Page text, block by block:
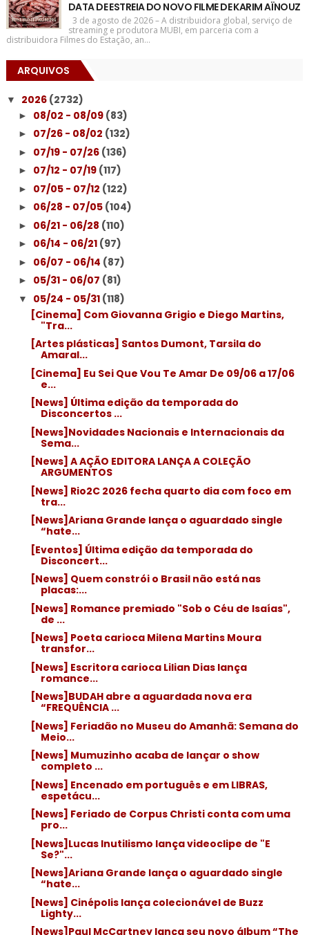
DATA DE ESTREIA DO NOVO FILME DE KARIM AÏNOUZ
3 de agosto de 2026 – A distribuidora global, serviço de
streaming e produtora MUBI, em parceria com a
distribuidora Filmes do Estação, an...
ARQUIVOS
▼ 2026 (2732)
► 08/02 - 08/09 (83)
► 07/26 - 08/02 (132)
► 07/19 - 07/26 (136)
► 07/12 - 07/19 (117)
► 07/05 - 07/12 (122)
► 06/28 - 07/05 (104)
► 06/21 - 06/28 (110)
► 06/14 - 06/21 (97)
► 06/07 - 06/14 (87)
► 05/31 - 06/07 (81)
▼ 05/24 - 05/31 (118)
[Cinema] Com Giovanna Grigio e Diego Martins,
"Tra...
[Artes plásticas] Santos Dumont, Tarsila do
Amaral...
[Cinema] Eu Sei Que Vou Te Amar De 09/06 a 17/06
e...
[News] Última edição da temporada do
Disconcertos ...
[News]Novidades Nacionais e Internacionais da
Sema...
[News] A AÇÃO EDITORA LANÇA A COLEÇÃO
ARGUMENTOS
[News] Rio2C 2026 fecha quarto dia com foco em
tra...
[News]Ariana Grande lança o aguardado single
“hate...
[Eventos] Última edição da temporada do
Disconcert...
[News] Quem constrói o Brasil não está nas
placas:...
[News] Romance premiado "Sob o Céu de Isaías",
de ...
[News] Poeta carioca Milena Martins Moura
transfor...
[News] Escritora carioca Lilian Dias lança
romance...
[News]BUDAH abre a aguardada nova era
“FREQUÊNCIA ...
[News] Feriadão no Museu do Amanhã: Semana do
Meio...
[News] Mumuzinho acaba de lançar o show
completo ...
[News] Encenado em português e em LIBRAS,
espetácu...
[News] Feriado de Corpus Christi conta com uma
pro...
[News]Lucas Inutilismo lança videoclipe de "E
Se?"...
[News]Ariana Grande lança o aguardado single
“hate...
[News] Cinépolis lança colecionável de Buzz
Lighty...
[News]Paul McCartney lança seu novo álbum “The